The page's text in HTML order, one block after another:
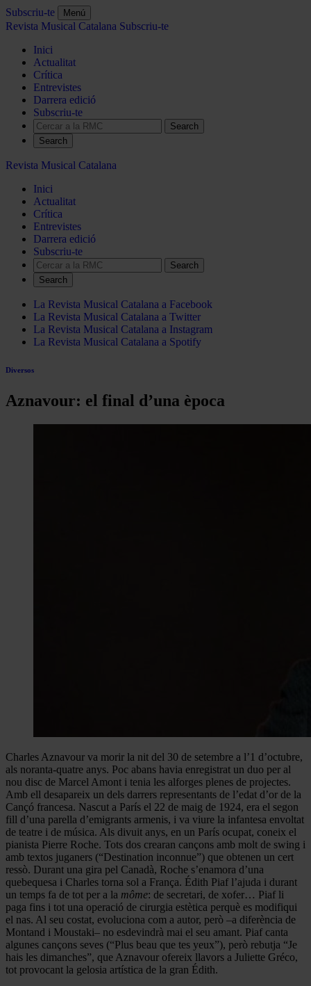
Subscriu-te Menú
Revista Musical Catalana Subscriu-te
Inici
Actualitat
Crítica
Entrevistes
Darrera edició
Subscriu-te
Search
Revista Musical Catalana
Inici
Actualitat
Crítica
Entrevistes
Darrera edició
Subscriu-te
Search
La Revista Musical Catalana a Facebook
La Revista Musical Catalana a Twitter
La Revista Musical Catalana a Instagram
La Revista Musical Catalana a Spotify
Diversos
Aznavour: el final d’una època
Charles Aznavour va morir la nit del 30 de setembre a l’1 d’octubre,
als noranta-quatre anys. Poc abans havia enregistrat un duo per al
nou disc de Marcel Amont i tenia les alforges plenes de projectes.
Amb ell desapareix un dels darrers representants de l’edat d’or de la
Cançó francesa. Nascut a París el 22 de maig de 1924, era el segon
fill d’una parella d’emigrants armenis, i va viure la infantesa envoltat
de teatre i de música. Als divuit anys, en un París ocupat, coneix el
pianista Pierre Roche. Tots dos crearan cançons amb molt de swing i
amb textos juganers (“Destination inconnue”) que obtenen un cert
ressò. Durant una gira pel Canadà, Roche s’enamora d’una
quebequesa i Charles torna sol a França. Édith Piaf l’ajuda i durant
un temps fa de tot per a la môme: de secretari, de xofer… Piaf li
paga fins i tot una operació de cirurgia estètica perquè es modifiqui
el nas. Al seu costat, evoluciona com a autor, però –a diferència de
Montand i Moustaki– no esdevindrà mai el seu amant. Piaf canta
algunes cançons seves (“Plus beau que tes yeux”), però rebutja “Je
hais les dimanches”, que Aznavour ofereix llavors a Juliette Gréco,
tot provocant la gelosia artística de la gran Édith.